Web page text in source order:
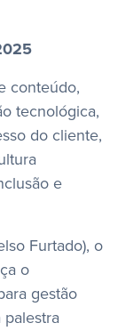
conteúdo,
tecnológica,
do cliente,
e
Furtado), o
o
gestão
palestra